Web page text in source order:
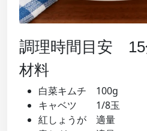
調理時間目安
材料
白菜キムチ 100g
キャベツ 1/8玉
紅しょうが 適量